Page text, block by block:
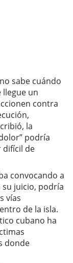
sabe cuándo
un
contra
la
podría
difícil de
convocando a
su juicio, podría
vías
de la isla.
cubano ha
donde